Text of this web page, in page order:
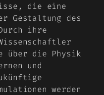
die eine
Gestaltung des
ihre
über die Physik
und
werden